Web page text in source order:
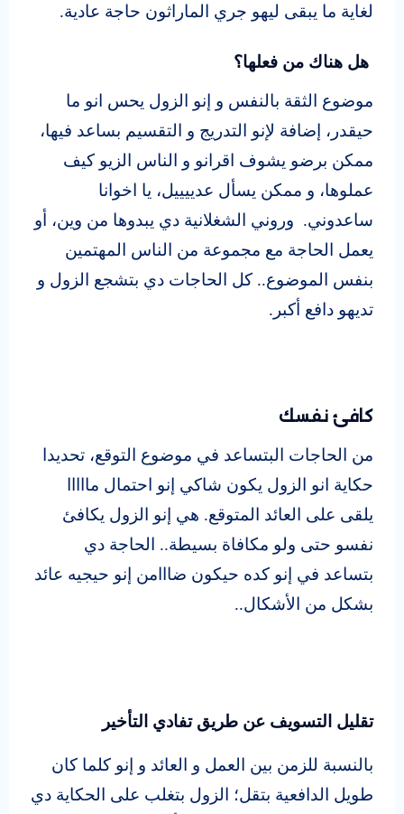
لغاية ما يبقى ليهو جري الماراثون حاجة عادية.
هل هناك من فعلها؟
موضوع الثقة بالنفس و إنو الزول يحس انو ما
حيقدر، إضافة لإنو التدريج و التقسيم بساعد فيها،
ممكن برضو يشوف اقرانو و الناس الزيو كيف
عملوها، و ممكن يسأل عدييييل، يا اخوانا
ساعدوني. وروني الشغلانية دي يبدوها من وين، أو
يعمل الحاجة مع مجموعة من الناس المهتمين
بنفس الموضوع.. كل الحاجات دي بتشجع الزول و
تديهو دافع أكبر.
كافئ نفسك
من الحاجات البتساعد في موضوع التوقع، تحديدا
حكاية انو الزول يكون شاكي إنو احتمال مااااا
يلقى على العائد المتوقع. هي إنو الزول يكافئ
نفسو حتى ولو مكافاة بسيطة.. الحاجة دي
بتساعد في إنو كده حيكون ضااامن إنو حيجيه عائد
بشكل من الأشكال..
تقليل التسويف عن طريق تفادي التأخير
بالنسبة للزمن بين العمل و العائد و إنو كلما كان
طويل الدافعية بتقل؛ الزول بتغلب على الحكاية دي